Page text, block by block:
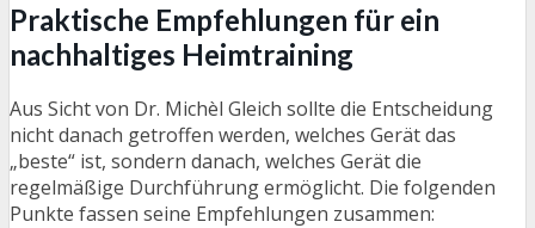
Praktische Empfehlungen für ein
nachhaltiges Heimtraining
Aus Sicht von Dr. Michèl Gleich sollte die Entscheidung
nicht danach getroffen werden, welches Gerät das
„beste“ ist, sondern danach, welches Gerät die
regelmäßige Durchführung ermöglicht. Die folgenden
Punkte fassen seine Empfehlungen zusammen: